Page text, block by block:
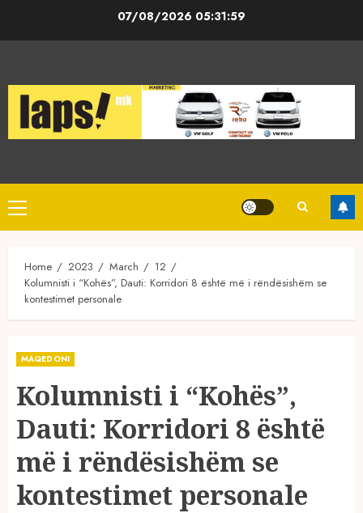
07/08/2026 05:32:00
Primary
Menu
Home 2023 March
12
Kolumnisti i “Kohës”, Dauti: Korridori 8 është më i rëndësishëm se
kontestimet personale
MAQEDONI
Kolumnisti i “Kohës”,
Dauti: Korridori 8 është
më i rëndësishëm se
kontestimet personale